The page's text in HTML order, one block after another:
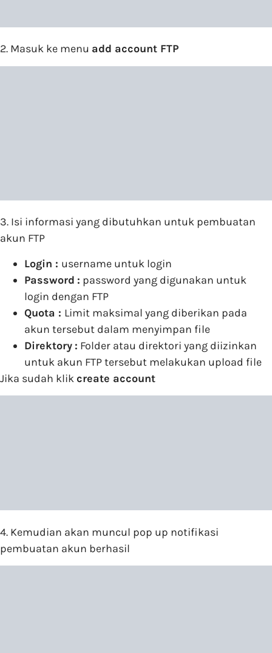
2. Masuk ke menu add account FTP
3. Isi informasi yang dibutuhkan untuk pembuatan
akun FTP
Login : username untuk login
Password : password yang digunakan untuk
login dengan FTP
Quota : Limit maksimal yang diberikan pada
akun tersebut dalam menyimpan file
Direktory : Folder atau direktori yang diizinkan
untuk akun FTP tersebut melakukan upload file
Jika sudah klikcreate account
4. Kemudian akan muncul pop up notifikasi
pembuatan akun berhasil